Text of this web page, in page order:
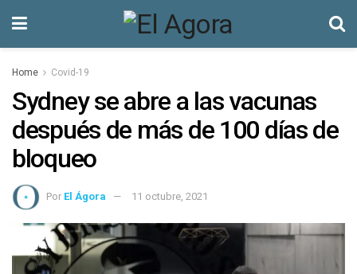
Home Covid-19
Sydney se abre a las vacunas
después de más de 100 días de
bloqueo
Por El Ágora 11 octubre, 2021